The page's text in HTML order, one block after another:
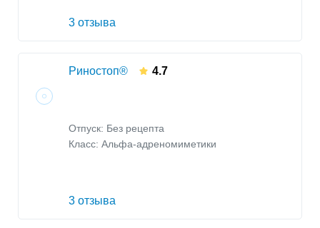
3 отзыва
Риностоп® 4.7
Отпуск: Без рецепта
Класс: Альфа-адреномиметики
3 отзыва